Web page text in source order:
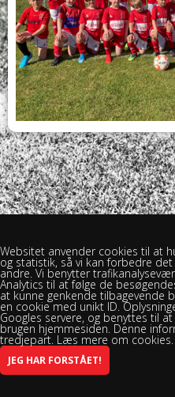
Brændekilde Bellinge Boldklub -
Spillested:
Websitet anvender cookies til at
og statistik, så vi kan forbedre
andre. Vi benytter
Analytics til at følge de
at kunne genkende tilbagevende
en cookie med unikt ID.
Googles servere, og benyttes til
brugen hjemmesiden. Denne
tredjepart. Læs mere om cookies.